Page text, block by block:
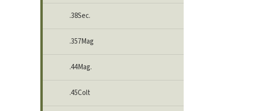
.38Sec.
.357Mag
.44Mag.
.45Colt